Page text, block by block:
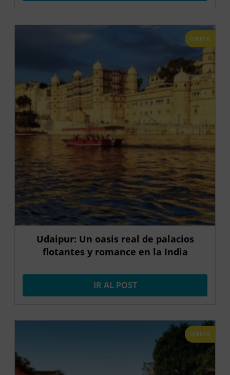
OFERTA
Udaipur: Un oasis real de palacios
flotantes y romance en la India
IR AL POST
OFERTA